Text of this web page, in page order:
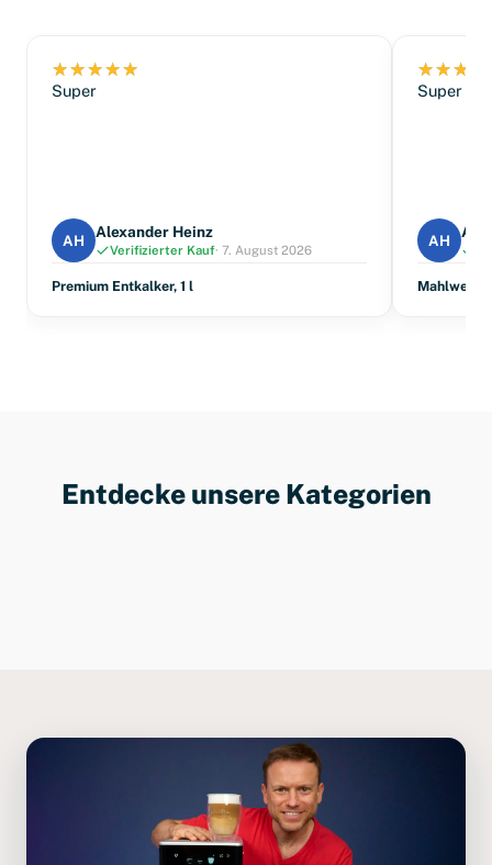
Super
AH Alexander Heinz
Verifizierter Kauf· 7. August 2026
Premium Entkalker, 1 l
Super
AH
Entdecke unsere Kategorien